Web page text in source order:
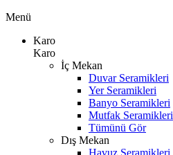
Menü
Karo
Karo
İç Mekan
Duvar Seramikleri
Yer Seramikleri
Banyo Seramikleri
Mutfak Seramikleri
Tümünü Gör
Dış Mekan
Havuz Seramikleri